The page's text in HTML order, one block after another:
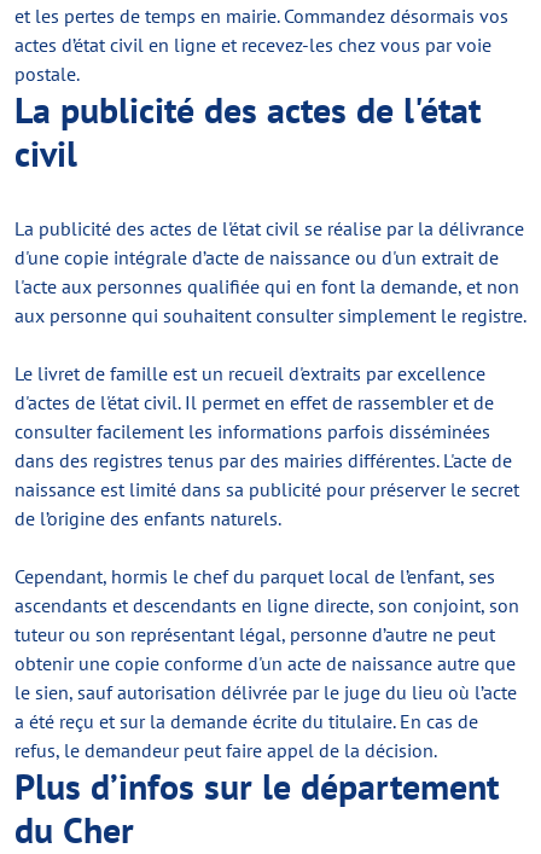
et les pertes de temps en mairie. Commandez désormais vos
actes d’état civil en ligne et recevez-les chez vous par voie
postale.
La publicité des actes de l'état
civil
La publicité des actes de l'état civil se réalise par la délivrance
d'une copie intégrale d’acte de naissance ou d'un extrait de
l'acte aux personnes qualifiée qui en font la demande, et non
aux personne qui souhaitent consulter simplement le registre.
Le livret de famille est un recueil d'extraits par excellence
d'actes de l'état civil. Il permet en effet de rassembler et de
consulter facilement les informations parfois disséminées
dans des registres tenus par des mairies différentes. L'acte de
naissance est limité dans sa publicité pour préserver le secret
de l’origine des enfants naturels.
Cependant, hormis le chef du parquet local de l’enfant, ses
ascendants et descendants en ligne directe, son conjoint, son
tuteur ou son représentant légal, personne d’autre ne peut
obtenir une copie conforme d'un acte de naissance autre que
le sien, sauf autorisation délivrée par le juge du lieu où l’acte
a été reçu et sur la demande écrite du titulaire. En cas de
refus, le demandeur peut faire appel de la décision.
Plus d’infos sur le département
du Cher